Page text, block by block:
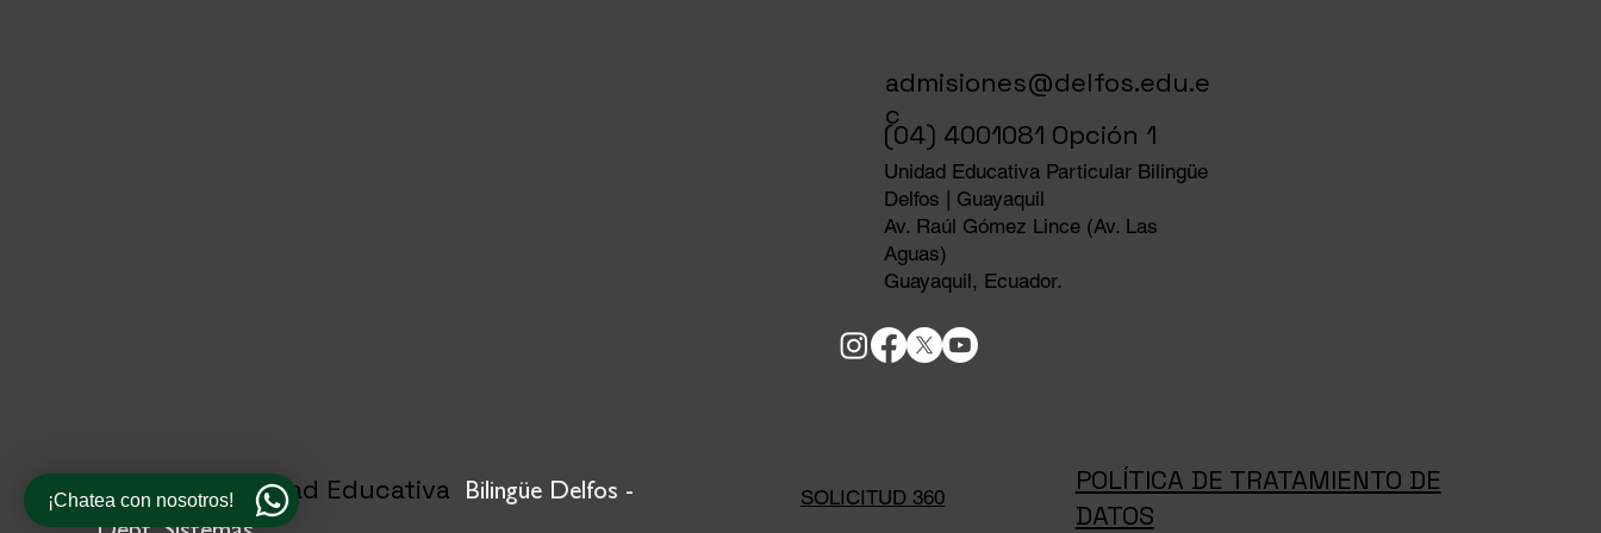
admisiones@delfos.edu.e
c
(04) 4001081 Opción 1
Unidad Educativa Particular Bilingüe
Delfos | Guayaquil
Av. Raúl Gómez Lince (Av. Las
Aguas)
Guayaquil, Ecuador.
© 2026 by Unidad Educativa
Bilingüe Delfos -
SOLICITUD 360
POLÍTICA DE TRATAMIENTO DE
DATOS
¡Chatea con nosotros!